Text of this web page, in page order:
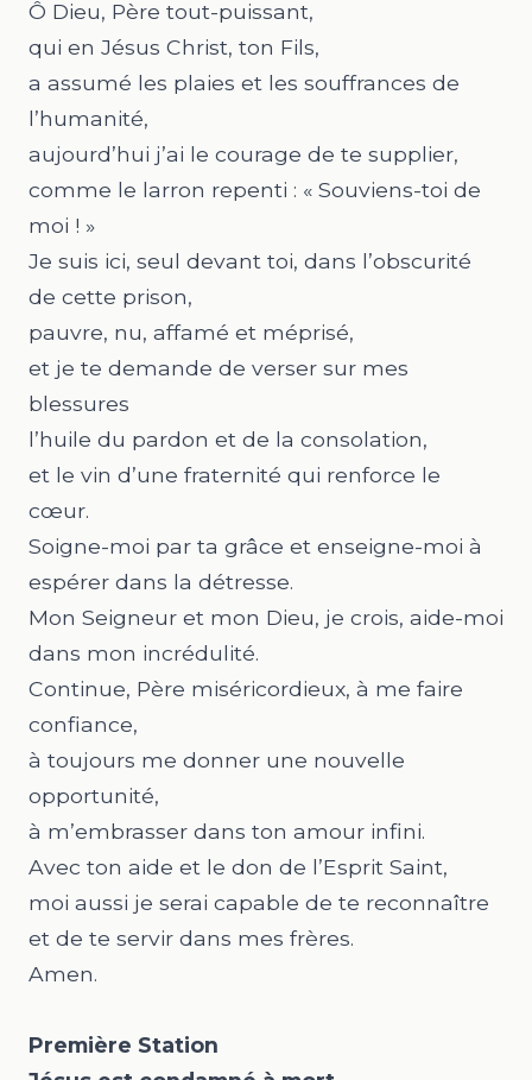
Ô Dieu, Père tout-puissant,
qui en Jésus Christ, ton Fils,
a assumé les plaies et les souffrances de
l’humanité,
aujourd’hui j’ai le courage de te supplier,
comme le larron repenti : « Souviens-toi de
moi ! »
Je suis ici, seul devant toi, dans l’obscurité
de cette prison,
pauvre, nu, affamé et méprisé,
et je te demande de verser sur mes
blessures
l’huile du pardon et de la consolation,
et le vin d’une fraternité qui renforce le
cœur.
Soigne-moi par ta grâce et enseigne-moi à
espérer dans la détresse.
Mon Seigneur et mon Dieu, je crois, aide-moi
dans mon incrédulité.
Continue, Père miséricordieux, à me faire
confiance,
à toujours me donner une nouvelle
opportunité,
à m’embrasser dans ton amour infini.
Avec ton aide et le don de l’Esprit Saint,
moi aussi je serai capable de te reconnaître
et de te servir dans mes frères.
Amen.
Première Station